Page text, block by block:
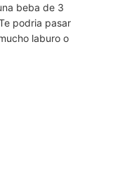
beba de 3
podria pasar
laburo o